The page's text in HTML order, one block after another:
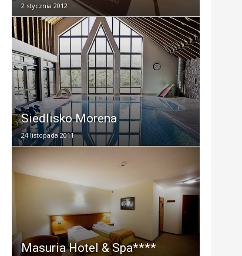
2 stycznia 2012
Siedlisko Morena
24 listopada 2011
Masuria Hotel & Spa****